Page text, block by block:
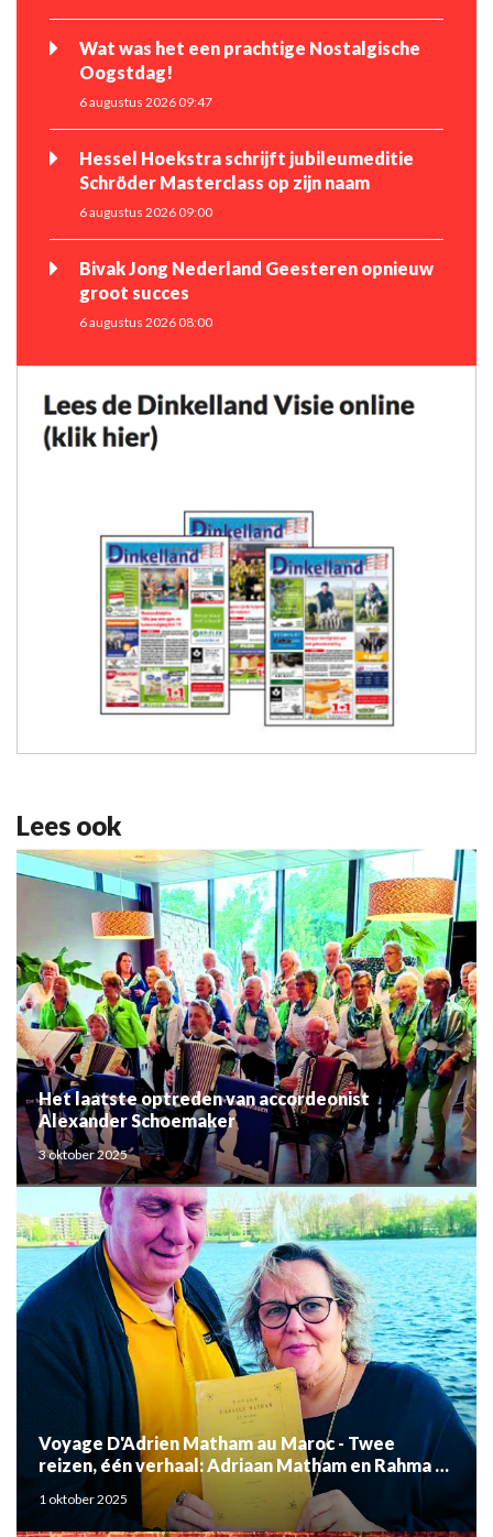
Wat was het een prachtige Nostalgische
Oogstdag!
6 augustus 2026 09:47
Hessel Hoekstra schrijft jubileumeditie
Schröder Masterclass op zijn naam
6 augustus 2026 09:00
Bivak Jong Nederland Geesteren opnieuw
groot succes
6 augustus 2026 08:00
Lees ook
Het laatste optreden van accordeonist
Alexander Schoemaker
3 oktober 2025
Voyage D'Adrien Matham au Maroc - Twee
reizen, één verhaal: Adriaan Matham en Rahma el
Mouden
1 oktober 2025